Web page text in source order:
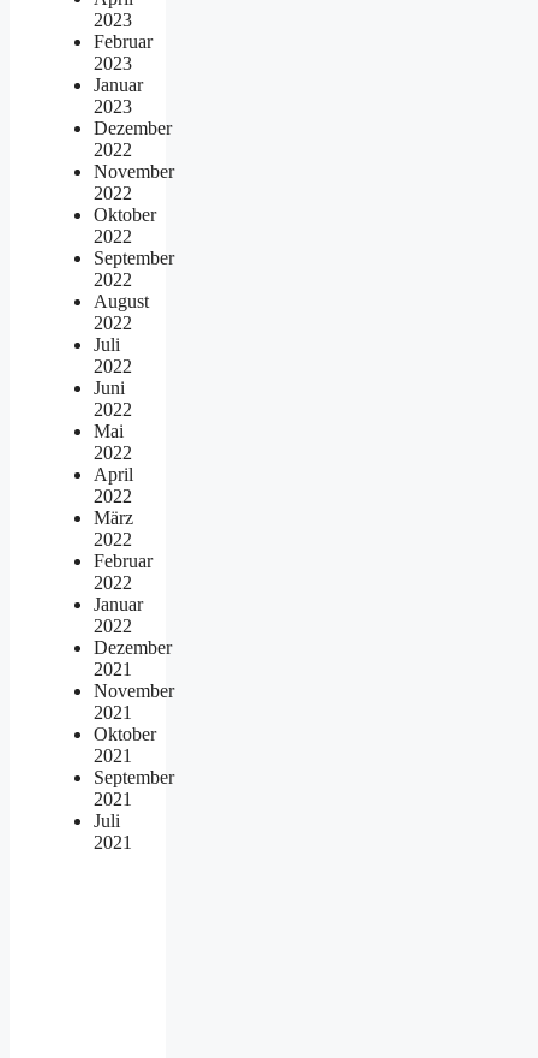
2023
Februar
2023
Januar
2023
Dezember
2022
November
2022
Oktober
2022
September
2022
August
2022
Juli
2022
Juni
2022
Mai
2022
April
2022
März
2022
Februar
2022
Januar
2022
Dezember
2021
November
2021
Oktober
2021
September
2021
Juli
2021